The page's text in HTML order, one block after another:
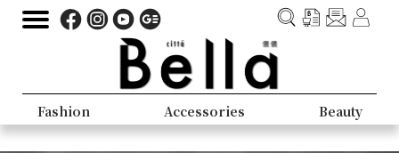
Fashion Accessories Beauty